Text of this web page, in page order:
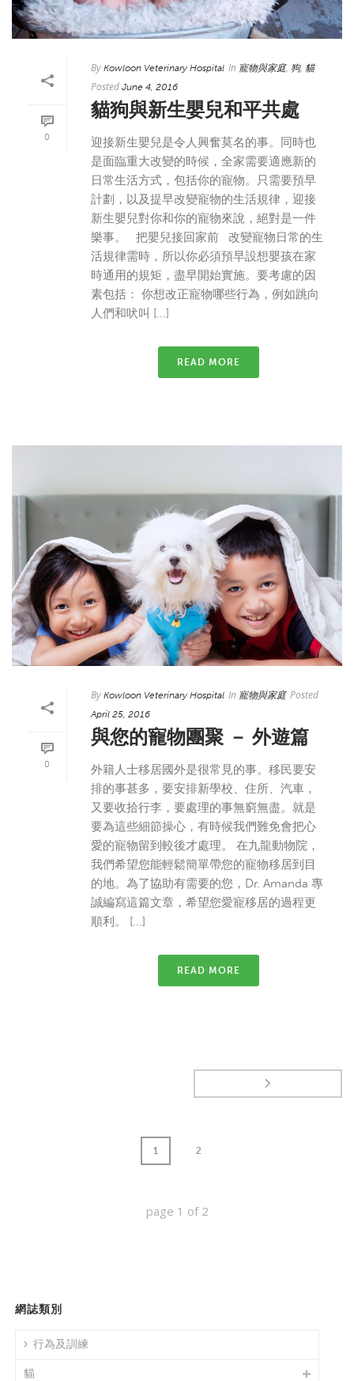
0
By Kowloon Veterinary Hospital In 寵物與家庭, 狗, 貓
Posted June 4, 2016
貓狗與新生嬰兒和平共處
迎接新生嬰兒是令人興奮莫名的事。同時也
是面臨重大改變的時候，全家需要適應新的
日常生活方式，包括你的寵物。只需要預早
計劃，以及提早改變寵物的生活規律，迎接
新生嬰兒對你和你的寵物來說，絕對是一件
樂事。 把嬰兒接回家前 改變寵物日常的生
活規律需時，所以你必須預早設想嬰孩在家
時通用的規矩，盡早開始實施。要考慮的因
素包括： 你想改正寵物哪些行為，例如跳向
人們和吠叫 [...]
READ MORE
0
By Kowloon Veterinary Hospital In 寵物與家庭 Posted
April 25, 2016
與您的寵物團聚 － 外遊篇
外籍人士移居國外是很常見的事。移民要安
排的事甚多，要安排新學校、住所、汽車，
又要收拾行李，要處理的事無窮無盡。就是
要為這些細節操心，有時候我們難免會把心
愛的寵物留到較後才處理。 在九龍動物院，
我們希望您能輕鬆簡單帶您的寵物移居到目
的地。為了協助有需要的您，Dr. Amanda 專
誠編寫這篇文章，希望您愛寵移居的過程更
順利。 [...]
READ MORE
1 2
page 1 of 2
網誌類別
行為及訓練
貓